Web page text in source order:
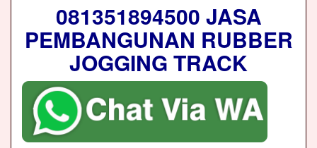
081351894500 JASA
PEMBANGUNAN RUBBER
JOGGING TRACK